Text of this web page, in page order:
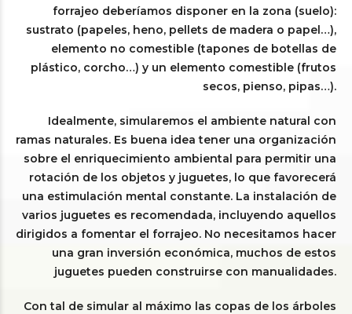
forrajeo deberíamos disponer en la zona (suelo):
sustrato (papeles, heno, pellets de madera o papel…),
elemento no comestible (tapones de botellas de
plástico, corcho…) y un elemento comestible (frutos
secos, pienso, pipas…).
Idealmente, simularemos el ambiente natural con
ramas naturales. Es buena idea tener una organización
sobre el enriquecimiento ambiental para permitir una
rotación de los objetos y juguetes, lo que favorecerá
una estimulación mental constante. La instalación de
varios juguetes es recomendada, incluyendo aquellos
dirigidos a fomentar el forrajeo. No necesitamos hacer
una gran inversión económica, muchos de estos
juguetes pueden construirse con manualidades.
Con tal de simular al máximo las copas de los árboles